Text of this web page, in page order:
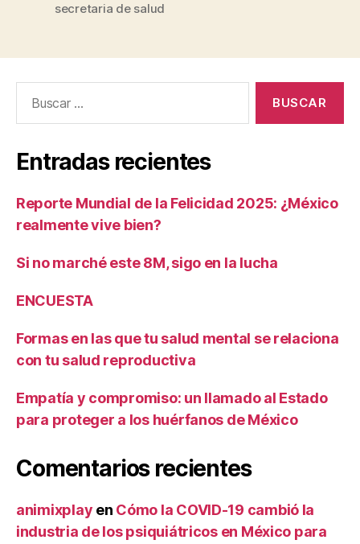
secretaria de salud
Entradas recientes
Reporte Mundial de la Felicidad 2025: ¿México
realmente vive bien?
Si no marché este 8M, sigo en la lucha
ENCUESTA
Formas en las que tu salud mental se relaciona
con tu salud reproductiva
Empatía y compromiso: un llamado al Estado
para proteger a los huérfanos de México
Comentarios recientes
animixplay en Cómo la COVID-19 cambió la
industria de los psiquiátricos en México para